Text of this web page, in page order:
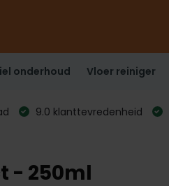
onderhoud Vloer reiniger
9.0 klanttevredenheid
- 250ml